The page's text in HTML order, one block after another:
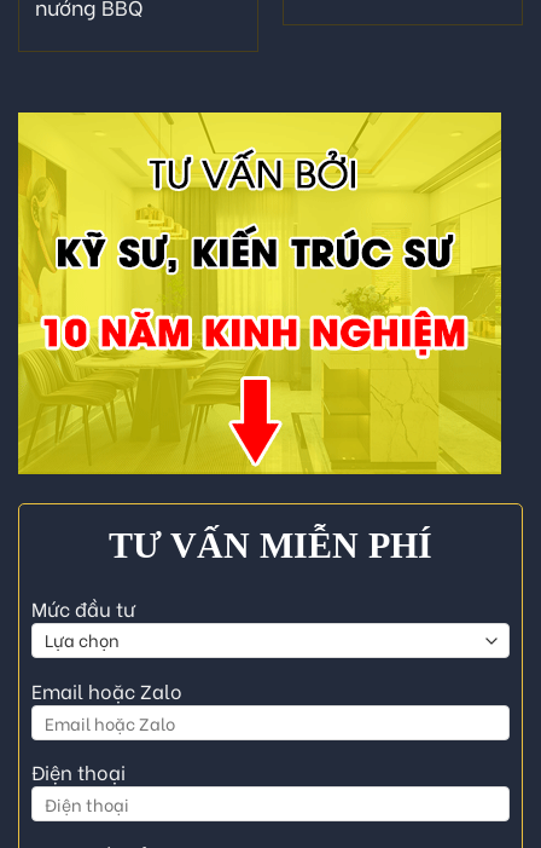
nướng BBQ
TƯ VẤN MIỄN PHÍ
Mức đầu tư
Email hoặc Zalo
Điện thoại